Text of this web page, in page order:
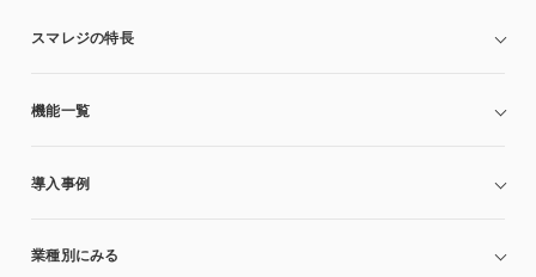
スマレジの特長
機能一覧
導入事例
業種別にみる